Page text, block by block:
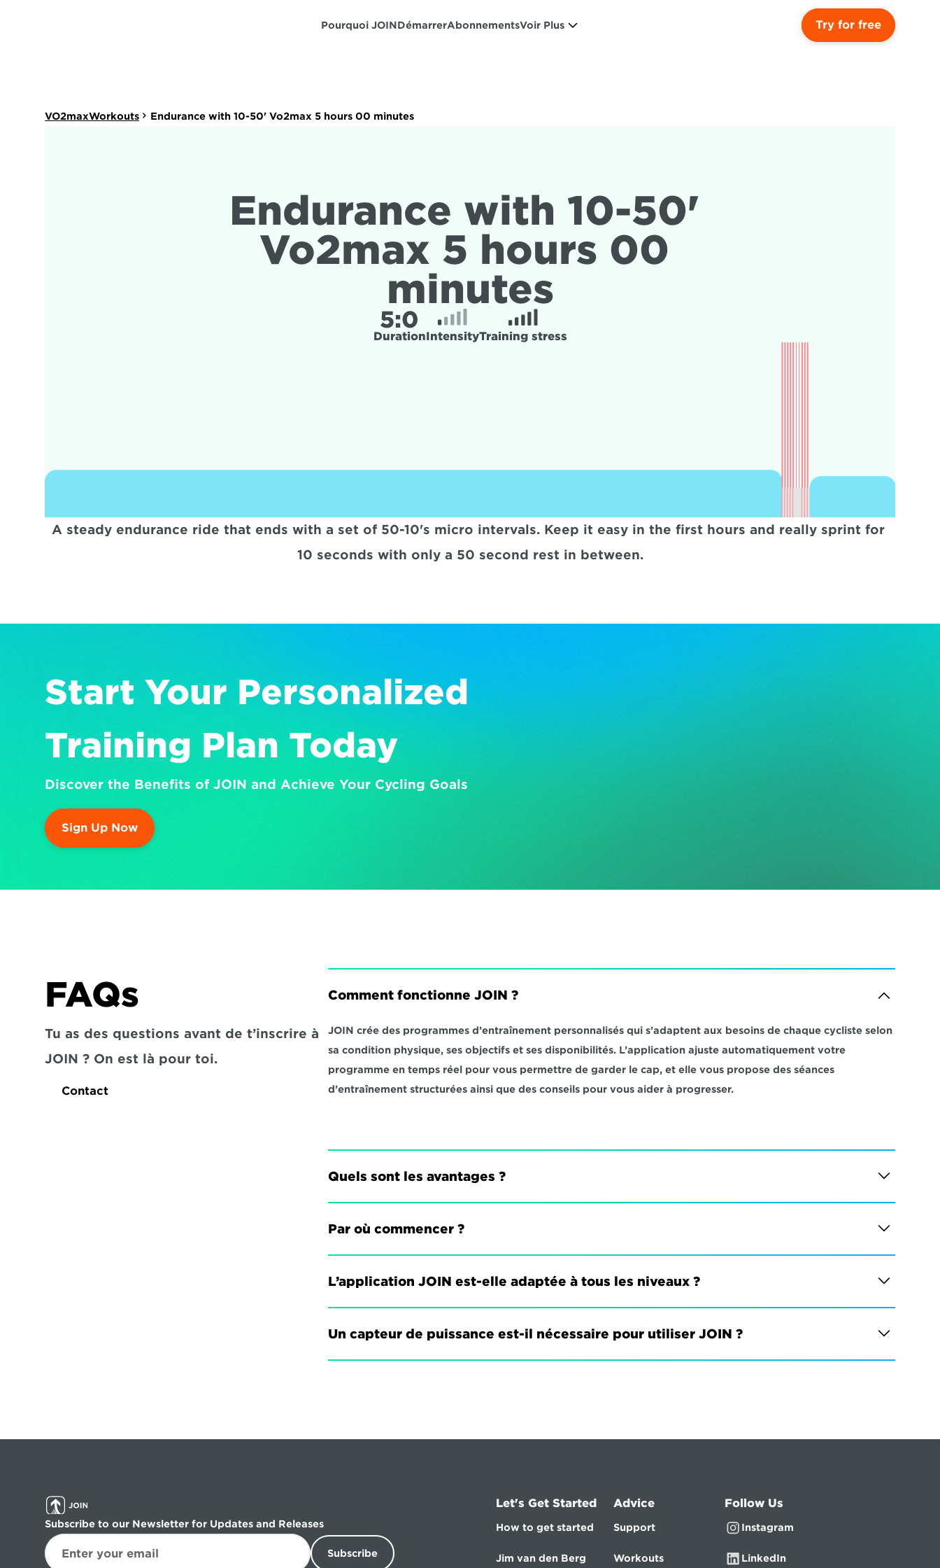
Pourquoi JOINDémarrerAbonnementsVoir Plus Try for free
VO2maxWorkouts Endurance with 10-50' Vo2max 5 hours 00 minutes
Endurance with 10-50'
Vo2max 5 hours 00
minutes
5:0
DurationIntensityTraining stress
A steady endurance ride that ends with a set of 50-10's micro intervals. Keep it easy in the first hours and really sprint for
10 seconds with only a 50 second rest in between.
Start Your Personalized
Training Plan Today
Discover the Benefits of JOIN and Achieve Your Cycling Goals
Sign Up Now
FAQs
Tu as des questions avant de t’inscrire à
JOIN ? On est là pour toi.
Contact
Comment fonctionne JOIN ?
JOIN crée des programmes d’entraînement personnalisés qui s’adaptent aux besoins de chaque cycliste selon
sa condition physique, ses objectifs et ses disponibilités. L’application ajuste automatiquement votre
programme en temps réel pour vous permettre de garder le cap, et elle vous propose des séances
d’entraînement structurées ainsi que des conseils pour vous aider à progresser.
Quels sont les avantages ?
Par où commencer ?
L’application JOIN est-elle adaptée à tous les niveaux ?
Un capteur de puissance est-il nécessaire pour utiliser JOIN ?
Subscribe to our Newsletter for Updates and Releases
Subscribe
Let's Get Started
How to get started
Jim van den Berg
Advice
Support
Workouts
Follow Us
Instagram
LinkedIn